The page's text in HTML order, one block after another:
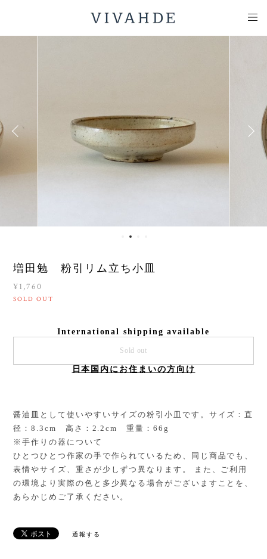
増田勉 粉引リム立ち小皿
¥1,760
SOLD OUT
International shipping available
Sold out
日本国内にお住まいの方向け
醤油皿として使いやすいサイズの粉引小皿です。サイズ：直
径：8.3cm 高さ：2.2cm 重量：66g
※手作りの器について
ひとつひとつ作家の手で作られているため、同じ商品でも、
表情やサイズ、重さが少しずつ異なります。 また、ご利用
の環境より実際の色と多少異なる場合がございますことを、
あらかじめご了承ください。
通報する